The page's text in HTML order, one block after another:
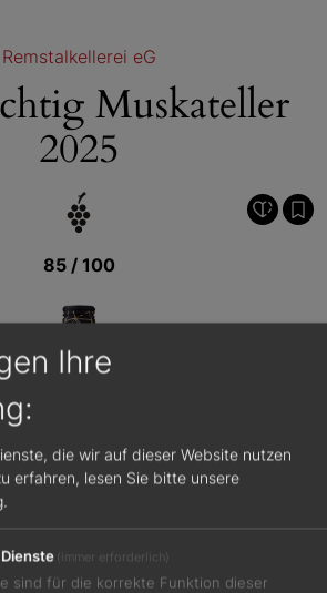
Remstalkellerei eG
Muskateller
2025
85 / 100
Ihre
die wir auf dieser Website nutzen
erfahren, lesen Sie bitte unsere
(immer erforderlich)
sind für die korrekte Funktion dieser